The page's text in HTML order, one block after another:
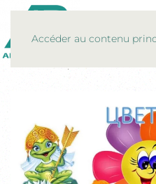
Accéder au contenu